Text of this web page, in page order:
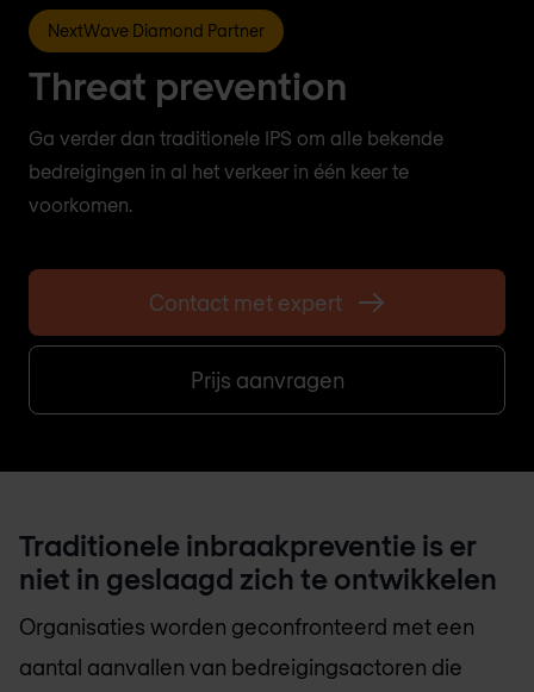
NextWave Diamond Partner
Threat prevention
Ga verder dan traditionele IPS om alle bekende
bedreigingen in al het verkeer in één keer te
voorkomen.
Contact met expert
Prijs aanvragen
Traditionele inbraakpreventie is er
niet in geslaagd zich te ontwikkelen
Organisaties worden geconfronteerd met een
aantal aanvallen van bedreigingsactoren die